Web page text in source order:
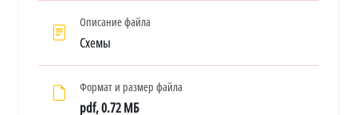
Описание файла
Схемы
Формат и размер файла
pdf, 0.72 МБ